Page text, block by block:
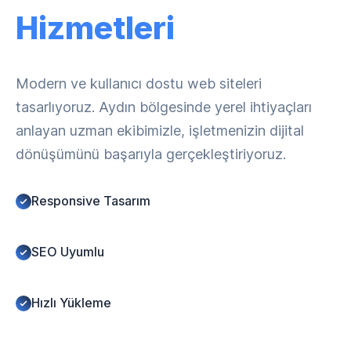
Hizmetleri
Modern ve kullanıcı dostu web siteleri
tasarlıyoruz. Aydın bölgesinde yerel ihtiyaçları
anlayan uzman ekibimizle, işletmenizin dijital
dönüşümünü başarıyla gerçekleştiriyoruz.
Responsive Tasarım
SEO Uyumlu
Hızlı Yükleme